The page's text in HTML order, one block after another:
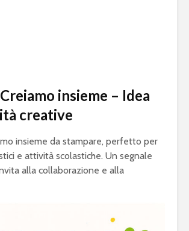
insieme – Idea
creative
insieme da stampare, perfetto per
e attività scolastiche. Un segnale
alla collaborazione e alla